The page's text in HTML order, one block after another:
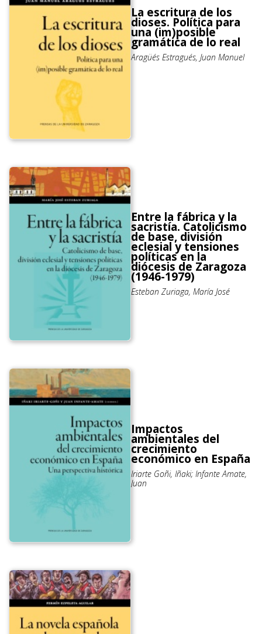
La escritura de los
dioses. Política para
una (im)posible
gramática de lo real
Aragüés Estragués, Juan Manuel
Entre la fábrica y la
sacristía. Catolicismo
de base, división
eclesial y tensiones
políticas en la
diócesis de Zaragoza
(1946-1979)
Esteban Zuriaga, María José
Impactos
ambientales del
crecimiento
económico en España
Iriarte Goñi, Iñaki; Infante Amate,
Juan